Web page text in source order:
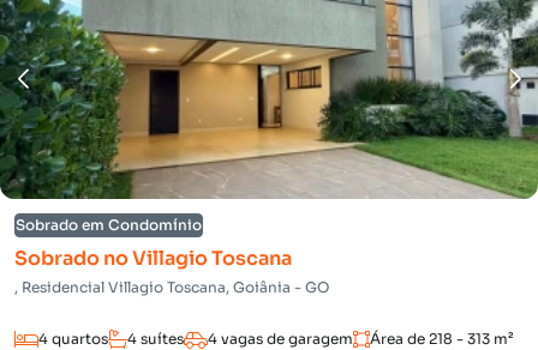
Sobrado em Condomínio
Sobrado no Villagio Toscana
, Residencial Villagio Toscana, Goiânia - GO
4 quartos 4 suítes 4 vagas de garagem Área de 218 - 313 m²